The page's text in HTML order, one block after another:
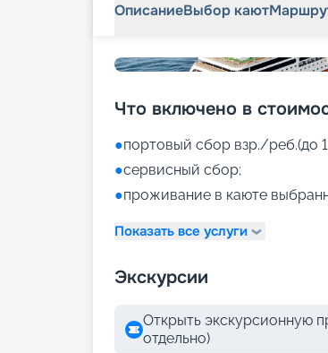
ОписаниеВыбор кают
Что включено в
●портовый сбор взр./реб.(до
●сервисный сбор;
●проживание в каюте
Показать все услуги
Экскурсии
Открыть экскурсионную
отдельно)